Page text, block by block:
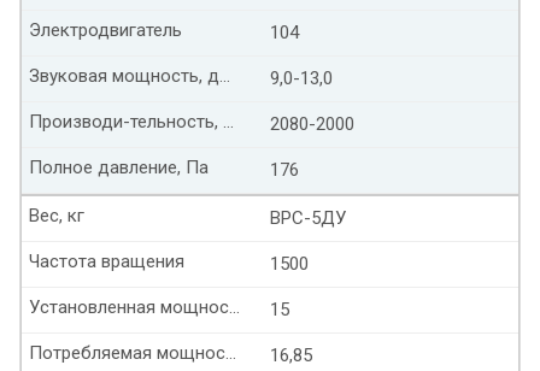
104
Электродвигатель
9,0-13,0
Звуковая мощность, дБ(А)
2080-2000
Производи-тельность, тыс. м³/час
176
Полное давление, Па
ВРС-5ДУ
Вес, кг
1500
Частота вращения
15
Установленная мощность, кВт
16,85
Потребляемая мощность, кВт